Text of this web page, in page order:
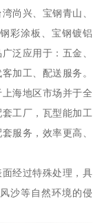
尚兴、宝钢青山、
彩涂板、宝钢镀铝
泛应用于：五金、
加工、配送服务。
海地区市场并于全
工厂，瓦型能加工
服务，效率更高、
经过特殊处理，具
沙等自然环境的侵